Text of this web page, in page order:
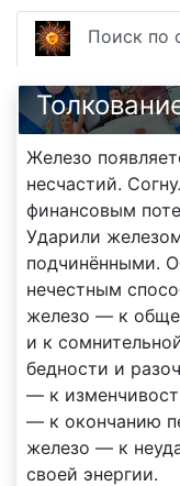
Поиск по
Железо
несчастий.
финансовым
Ударили
подчинёнными.
нечестным
железо — к
и к
бедности и
— к
— к окончанию
железо — к
своей энергии.